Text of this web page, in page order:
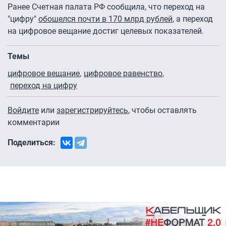
Ранее Счетная палата РФ сообщила, что переход на
"цифру" обошелся почти в 170 млрд рублей, а переход
на цифровое вещание достиг целевых показателей.
Темы
цифровое вещание цифровое равенство
переход на цифру
Войдите или зарегистрируйтесь, чтобы оставлять
комментарии
Поделиться: